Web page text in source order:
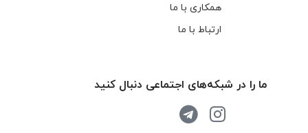
همکاری با ما
ارتباط با ما
ما را در شبکه‌های اجتماعی دنبال کنید